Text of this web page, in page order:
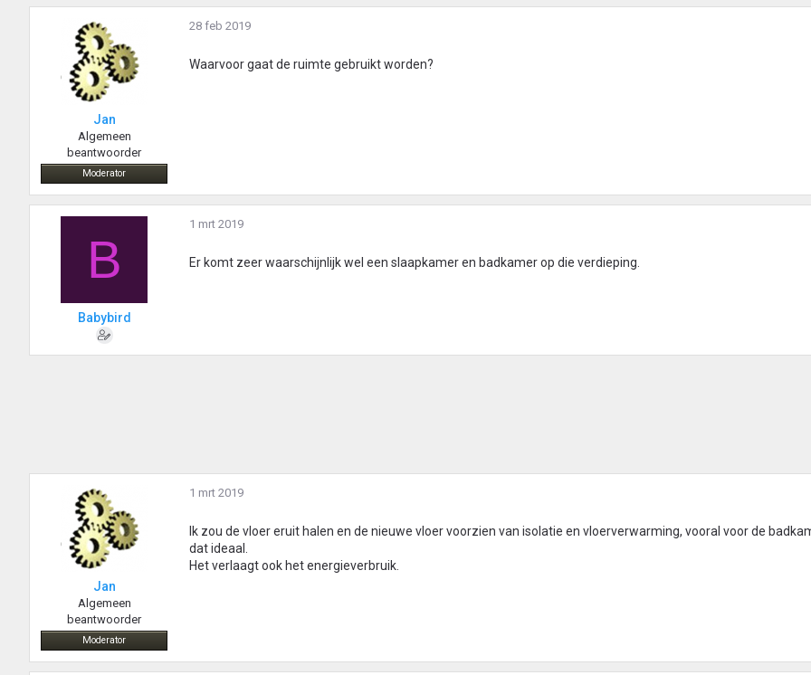
Jan
Algemeen
beantwoorder
Moderator
28 feb 2019
Waarvoor gaat de ruimte gebruikt worden?
B
Babybird
1 mrt 2019
Er komt zeer waarschijnlijk wel een slaapkamer en badkamer op die verdieping.
Jan
Algemeen
beantwoorder
Moderator
1 mrt 2019
Ik zou de vloer eruit halen en de nieuwe vloer voorzien van isolatie en vloerverwarming, vooral voor de
dat ideaal.
Het verlaagt ook het energieverbruik.